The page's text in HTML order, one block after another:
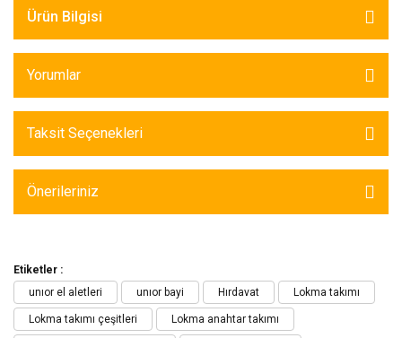
Ürün Bilgisi
Yorumlar
Taksit Seçenekleri
Önerileriniz
Etiketler :
unıor el aletleri
unıor bayi Hırdavat Lokma takımı
Lokma takımı çeşitleri Lokma anahtar takımı